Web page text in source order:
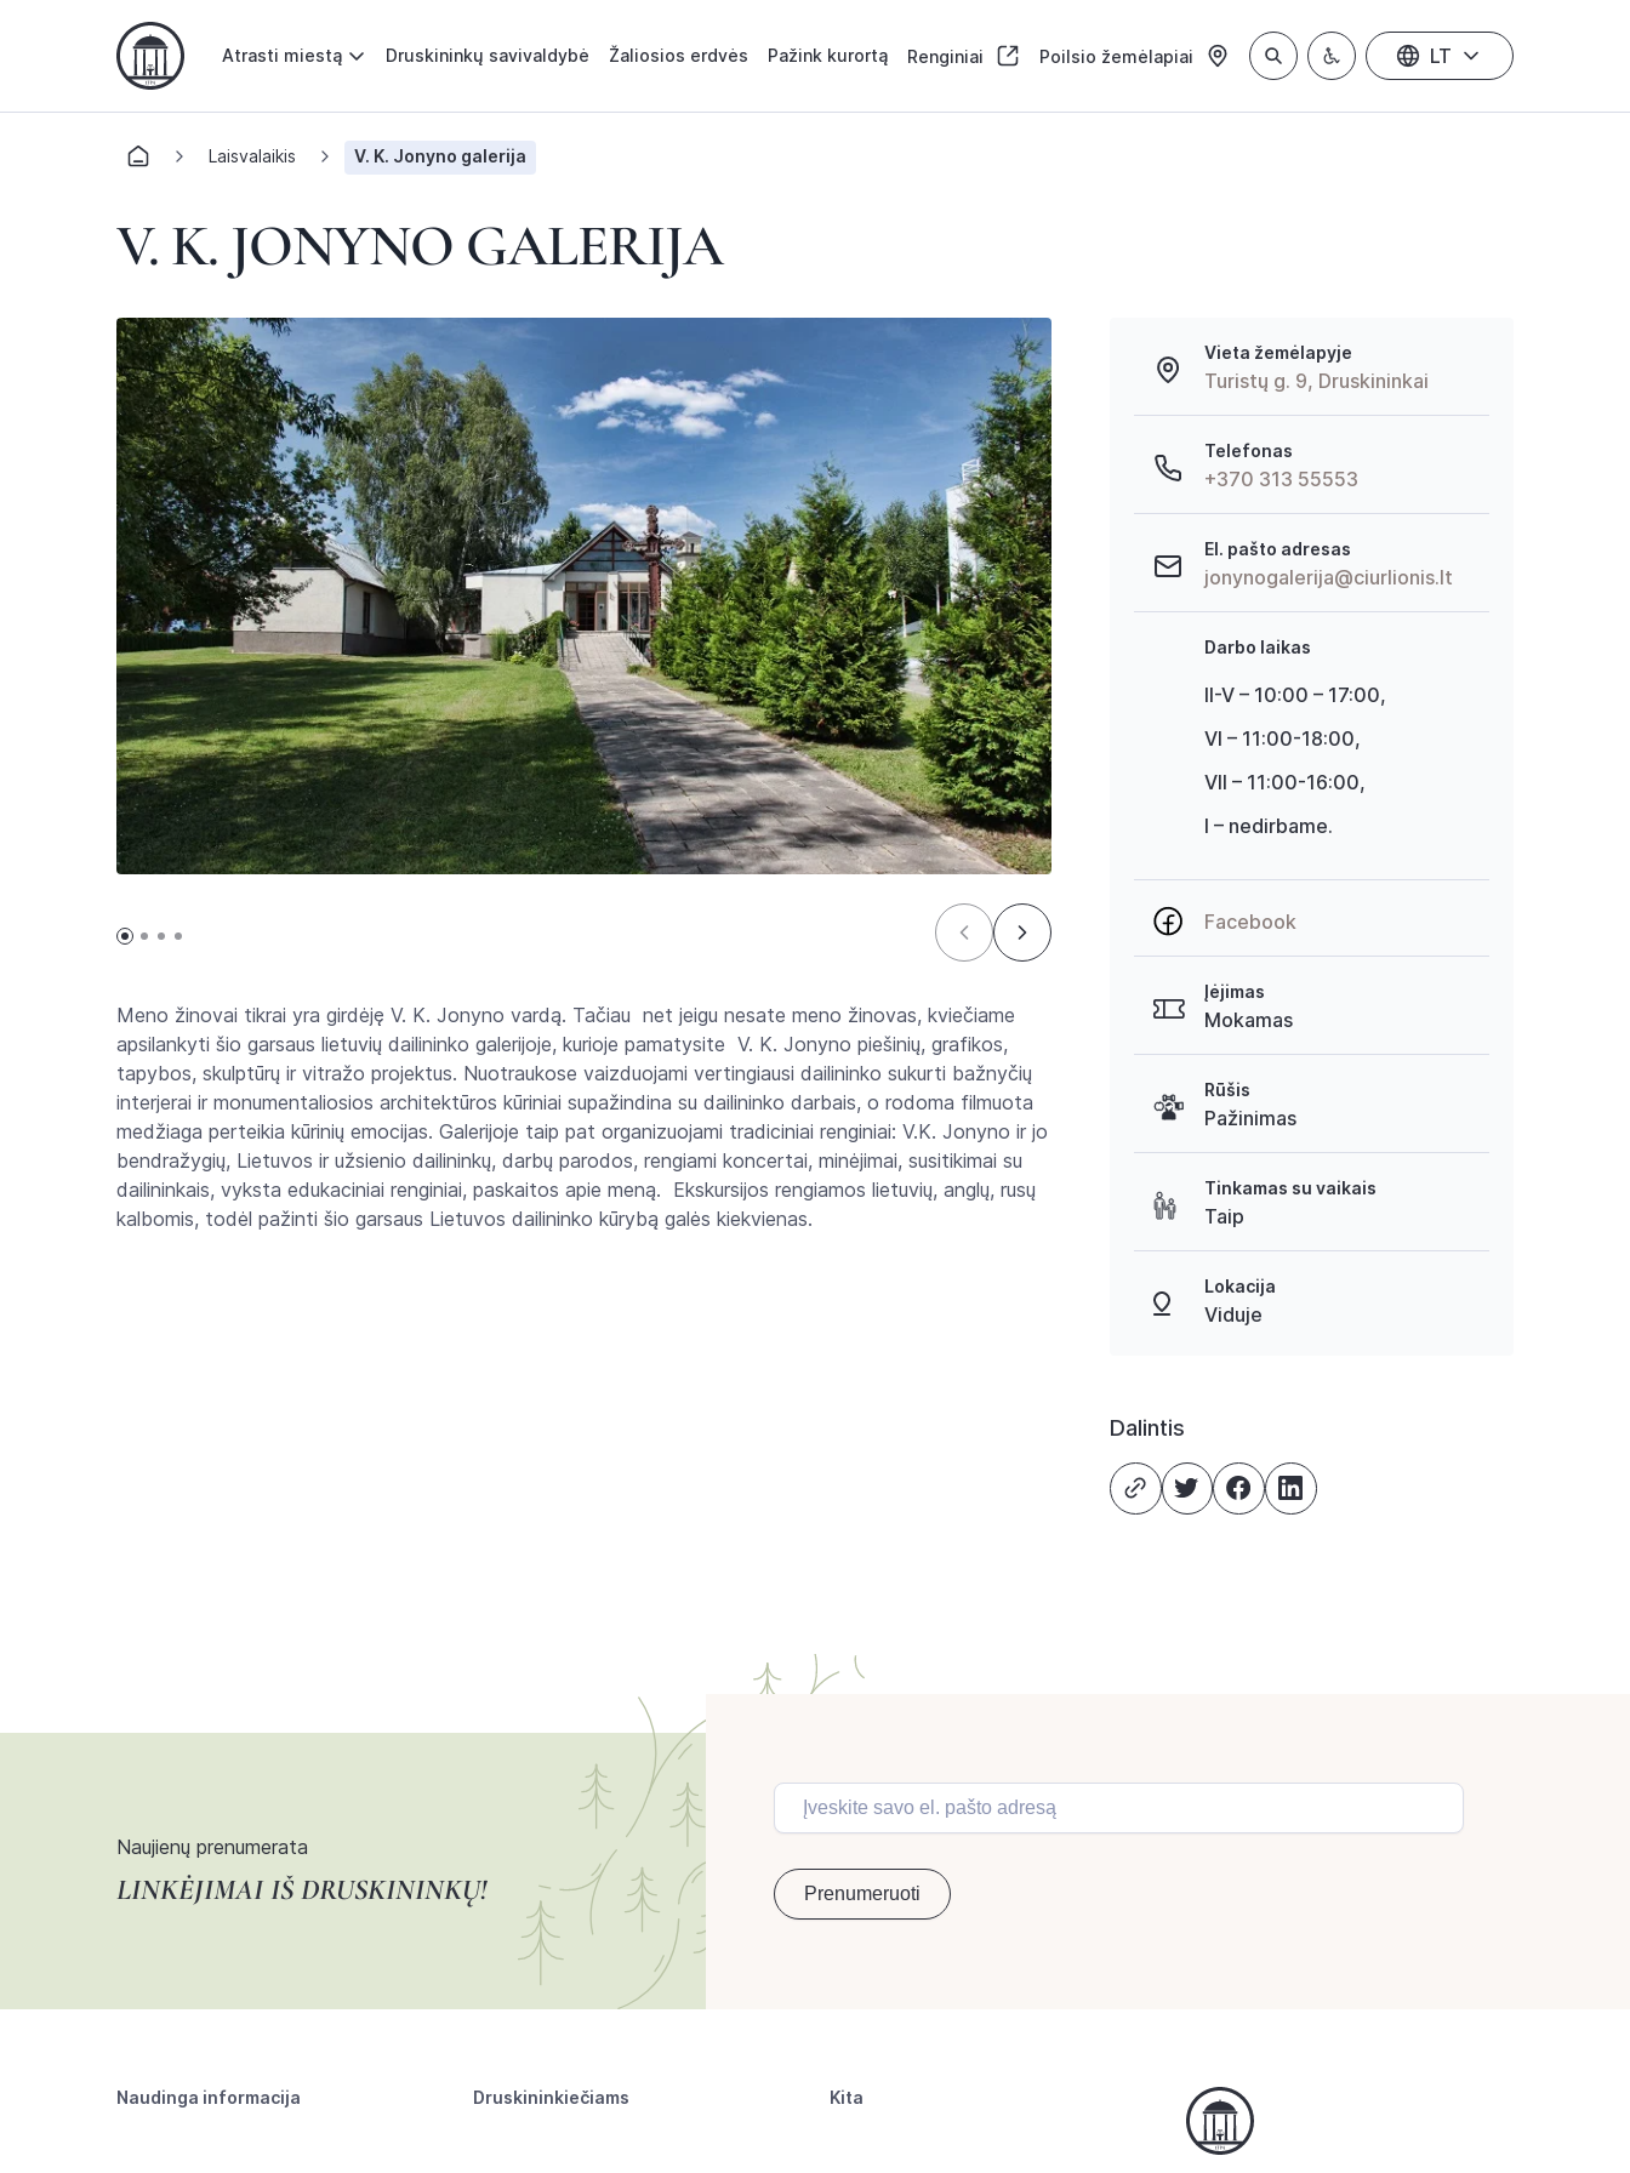
Atrasti miestą Druskininkų savivaldybė Žaliosios erdvės Pažink kurortą Renginiai Poilsio žemėlapiai LT
Laisvalaikis V. K. Jonyno galerija
V. K. JONYNO GALERIJA
Meno žinovai tikrai yra girdėję V. K. Jonyno vardą. Tačiau net jeigu nesate meno žinovas, kviečiame
apsilankyti šio garsaus lietuvių dailininko galerijoje, kurioje pamatysite V. K. Jonyno piešinių, grafikos,
tapybos, skulptūrų ir vitražo projektus. Nuotraukose vaizduojami vertingiausi dailininko sukurti bažnyčių
interjerai ir monumentaliosios architektūros kūriniai supažindina su dailininko darbais, o rodoma filmuota
medžiaga perteikia kūrinių emocijas. Galerijoje taip pat organizuojami tradiciniai renginiai: V.K. Jonyno ir jo
bendražygių, Lietuvos ir užsienio dailininkų, darbų parodos, rengiami koncertai, minėjimai, susitikimai su
dailininkais, vyksta edukaciniai renginiai, paskaitos apie meną. Ekskursijos rengiamos lietuvių, anglų, rusų
kalbomis, todėl pažinti šio garsaus Lietuvos dailininko kūrybą galės kiekvienas.
Vieta žemėlapyje
Turistų g. 9, Druskininkai
Telefonas
+370 313 55553
El. pašto adresas
jonynogalerija@ciurlionis.lt
Darbo laikas
II-V – 10:00 – 17:00,
VI – 11:00-18:00,
VII – 11:00-16:00,
I – nedirbame.
Facebook
Įėjimas
Mokamas
Rūšis
Pažinimas
Tinkamas su vaikais
Taip
Lokacija
Viduje
Dalintis
Naujienų prenumerata
LINKĖJIMAI IŠ DRUSKININKŲ!
Naudinga informacija Druskininkiečiams Kita